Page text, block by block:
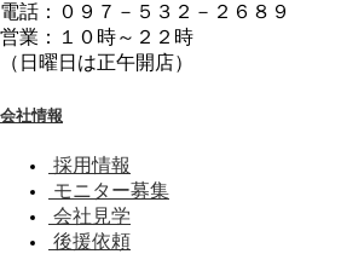
電話：０９７－５３２－２６８９
営業：１０時～２２時
（日曜日は正午開店）
会社情報
採用情報
モニター募集
会社見学
後援依頼